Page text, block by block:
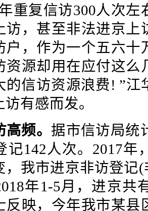
重复信访300人次左
访，甚至非法进京上
户，作为一个五六十
资源却用在应付这么
的信访资源浪费! ”江
有感而发。
频。 据市信访局统
记142人次。2017年
，我市进京非访登记
年1-5月，进京共
反映，今年我市某县